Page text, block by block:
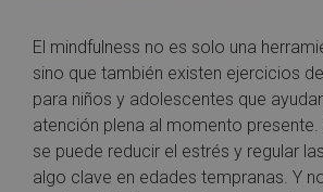
El mindfulness no es solo una
sino que también existen ejercicios
para niños y adolescentes que
atención plena al momento presente.
se puede reducir el estrés y regular
algo clave en edades tempranas. Y